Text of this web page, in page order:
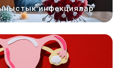
инфекциялар